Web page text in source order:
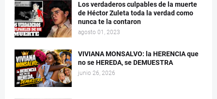
Los verdaderos culpables de la muerte
de Héctor Zuleta toda la verdad como
nunca te la contaron
agosto 01, 2023
VIVIANA MONSALVO: la HERENCIA que
no se HEREDA, se DEMUESTRA
junio 26, 2026